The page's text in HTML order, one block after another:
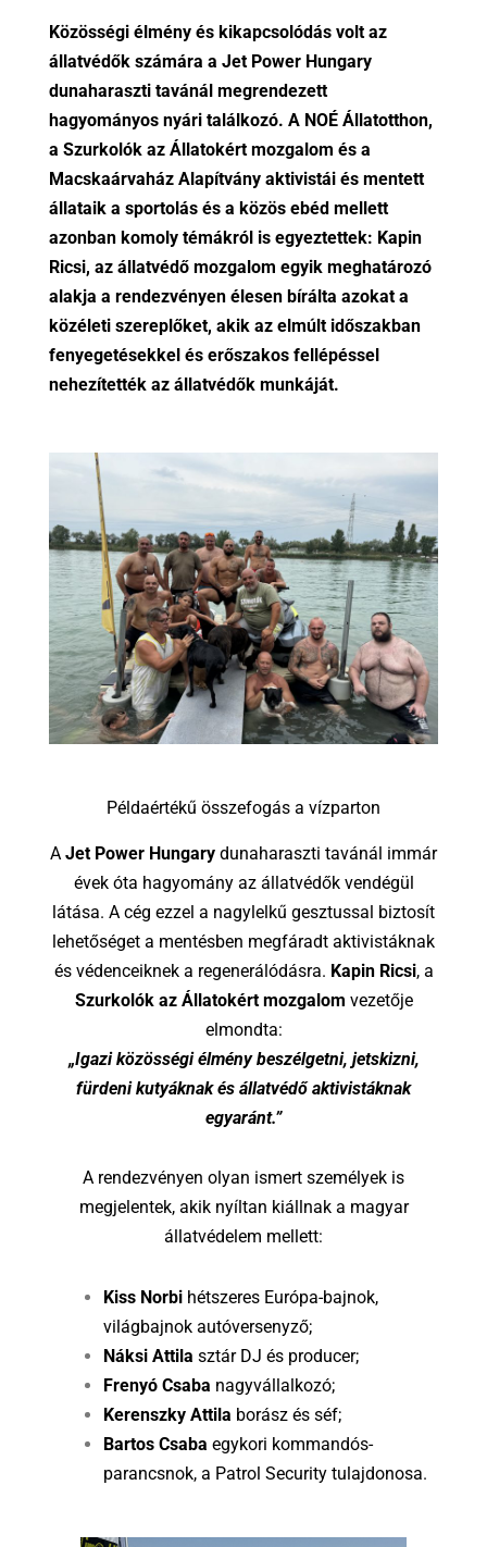
Közösségi élmény és kikapcsolódás volt az
állatvédők számára a Jet Power Hungary
dunaharaszti tavánál megrendezett
hagyományos nyári találkozó. A NOÉ Állatotthon,
a Szurkolók az Állatokért mozgalom és a
Macskaárvaház Alapítvány aktivistái és mentett
állataik a sportolás és a közös ebéd mellett
azonban komoly témákról is egyeztettek: Kapin
Ricsi, az állatvédő mozgalom egyik meghatározó
alakja a rendezvényen élesen bírálta azokat a
közéleti szereplőket, akik az elmúlt időszakban
fenyegetésekkel és erőszakos fellépéssel
nehezítették az állatvédők munkáját.
Példaértékű összefogás a vízparton
A Jet Power Hungary dunaharaszti tavánál immár
évek óta hagyomány az állatvédők vendégül
látása. A cég ezzel a nagylelkű gesztussal biztosít
lehetőséget a mentésben megfáradt aktivistáknak
és védenceiknek a regenerálódásra. Kapin Ricsi, a
Szurkolók az Állatokért mozgalom vezetője
elmondta:
„Igazi közösségi élmény beszélgetni, jetskizni,
fürdeni kutyáknak és állatvédő aktivistáknak
egyaránt.”
A rendezvényen olyan ismert személyek is
megjelentek, akik nyíltan kiállnak a magyar
állatvédelem mellett:
Kiss Norbihétszeres Európa-bajnok,
világbajnok autóversenyző;
Náksi Attila sztár DJ és producer;
Frenyó Csaba nagyvállalkozó;
Kerenszky Attila borász és séf;
Bartos Csaba egykori kommandós-
parancsnok, a Patrol Security tulajdonosa.